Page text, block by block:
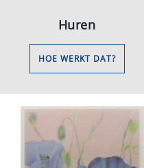
Huren
HOE WERKT DAT?